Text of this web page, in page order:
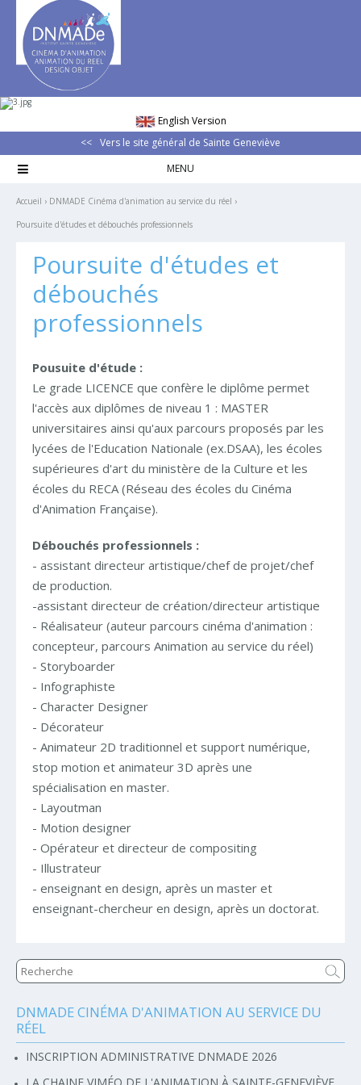
contenu.
personnels
English Version
Vers le site général de Sainte Geneviève

Accueil › DNMADE Cinéma d'animation au service du réel ›
Poursuite d'études et débouchés professionnels
Poursuite d'études et
débouchés
professionnels
Pousuite d'étude :
Le grade LICENCE que confère le diplôme permet
l'accès aux diplômes de niveau 1 : MASTER
universitaires ainsi qu'aux parcours proposés par les
lycées de l'Education Nationale (ex.DSAA), les écoles
supérieures d'art du ministère de la Culture et les
écoles du RECA (Réseau des écoles du Cinéma
d'Animation Française).
Débouchés professionnels :
- assistant directeur artistique/chef de projet/chef
de production.
-assistant directeur de création/directeur artistique
- Réalisateur (auteur parcours cinéma d'animation :
concepteur, parcours Animation au service du réel)
- Storyboarder
- Infographiste
- Character Designer
- Décorateur
- Animateur 2D traditionnel et support numérique,
stop motion et animateur 3D après une
spécialisation en master.
- Layoutman
- Motion designer
- Opérateur et directeur de compositing
- Illustrateur
- enseignant en design, après un master et
enseignant-chercheur en design, après un doctorat.
Navigation
DNMADE CINÉMA D'ANIMATION AU SERVICE DU
RÉEL
INSCRIPTION ADMINISTRATIVE DNMADE 2026